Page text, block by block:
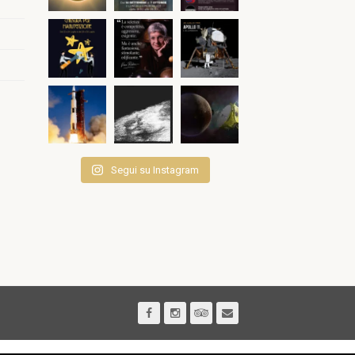
Segui su Instagram